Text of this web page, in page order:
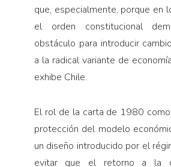
que, especialmente, porque en
el orden constitucional
obstáculo para introducir
a la radical variante de
exhibe Chile.
El rol de la carta de 1980
protección del modelo
un diseño introducido por el
evitar que el retorno a la